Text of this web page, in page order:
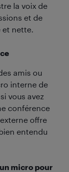
la voix de
et de
et nette.
amis ou
interne de
vous avez
conférence
offre
entendu
micro pour